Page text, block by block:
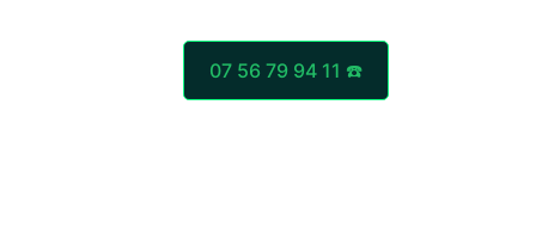
07 56 79 94 11 ☎️